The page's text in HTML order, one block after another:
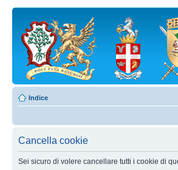
Indice
Cancella cookie
Sei sicuro di volere cancellare tutti i cookie di